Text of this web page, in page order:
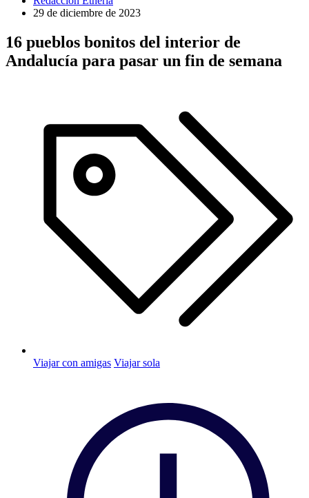
29 de diciembre de 2023
16 pueblos bonitos del interior de
Andalucía para pasar un fin de semana
Viajar con amigas Viajar sola